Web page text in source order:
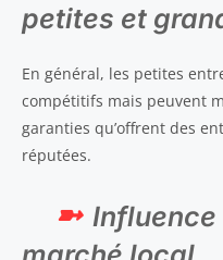
petites et
En général, les petites
compétitifs mais peuvent
garanties qu’offrent des
réputées.